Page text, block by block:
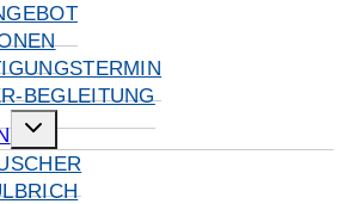
BEGLEITUNG
Untermenü
umschalten